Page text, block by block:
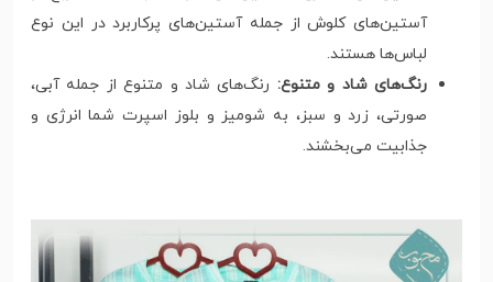
آستین‌های کلوش از جمله آستین‌های پرکاربرد در این نوع
لباس‌ها هستند.
رنگ‌های شاد و متنوع: رنگ‌های شاد و متنوع از جمله آبی،
صورتی، زرد و سبز، به شومیز و بلوز اسپرت شما انرژی و
جذابیت می‌بخشند.